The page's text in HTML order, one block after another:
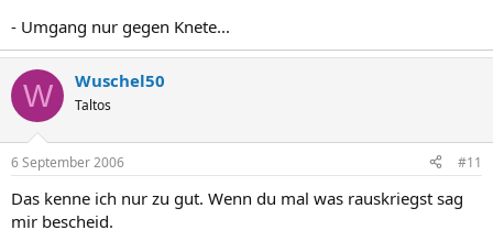
- Umgang nur gegen Knete...
W Wuschel50
Taltos
6 September 2006 #11
Das kenne ich nur zu gut. Wenn du mal was rauskriegst sag
mir bescheid.